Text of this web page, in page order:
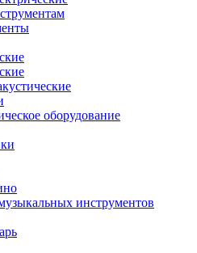
оборудование
инструментов